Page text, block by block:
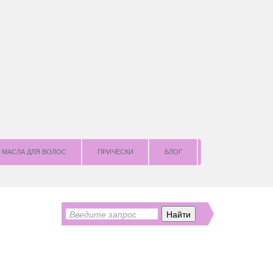
МАСЛА ДЛЯ ВОЛОС ПРИЧЕСКИ БЛОГ